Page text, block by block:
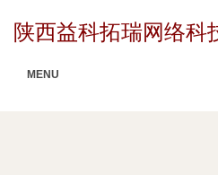
陕西益科拓瑞网络科
MENU